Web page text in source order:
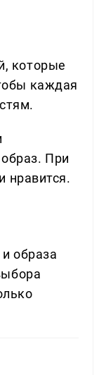
которые
каждая
При
нравится.
образа